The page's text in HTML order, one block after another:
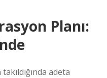
Planı:
adeta